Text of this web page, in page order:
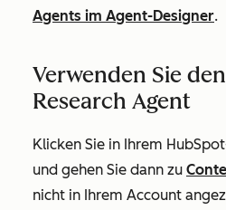
Agents im Agent-Designer.
Verwenden Sie
Research Agent
Klicken Sie in Ihrem
und gehen Sie dann zu
nicht in Ihrem Account